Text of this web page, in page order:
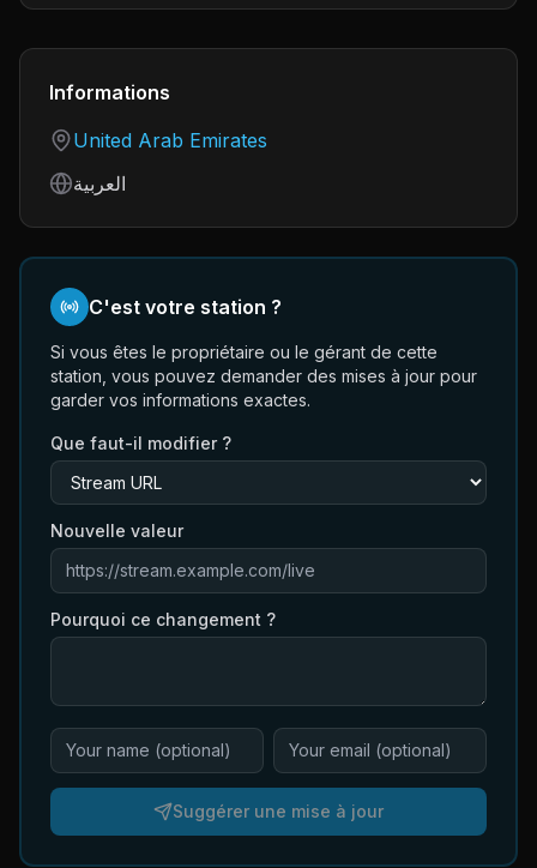
Informations
Country
United Arab Emirates
Language
العربية
C'est votre station ?
Si vous êtes le propriétaire ou le gérant de cette
station, vous pouvez demander des mises à jour pour
garder vos informations exactes.
Que faut-il modifier ?
Nouvelle valeur
Pourquoi ce changement ?
Suggérer une mise à jour